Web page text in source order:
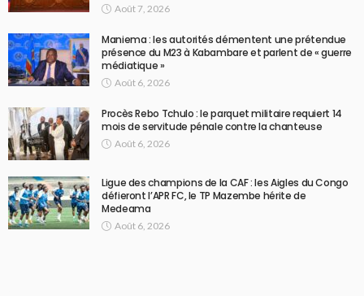
Août 7, 2026
Maniema : les autorités démentent une prétendue
présence du M23 à Kabambare et parlent de « guerre
médiatique »
Août 6, 2026
Procès Rebo Tchulo : le parquet militaire requiert 14
mois de servitude pénale contre la chanteuse
Août 6, 2026
Ligue des champions de la CAF : les Aigles du Congo
défieront l’APR FC, le TP Mazembe hérite de
Medeama
Août 6, 2026